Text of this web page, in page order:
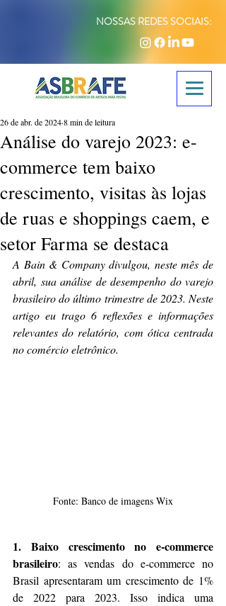
NOSSAS REDES SOCIAIS:
Análise do varejo 2023: e-
commerce tem baixo
crescimento, visitas às lojas
de ruas e shoppings caem, e
setor Farma se destaca
26 de abr. de 20248 min de leitura
A Bain & Company divulgou, neste mês de
abril, sua análise de desempenho do varejo
brasileiro do último trimestre de 2023. Neste
artigo eu trago 6 reflexões e informações
relevantes do relatório, com ótica centrada
no comércio eletrônico.
Fonte: Banco de imagens Wix
1. Baixo crescimento no e-commerce
brasileiro: as vendas do e-commerce no
Brasil apresentaram um crescimento de 1%
de 2022 para 2023. Isso indica uma